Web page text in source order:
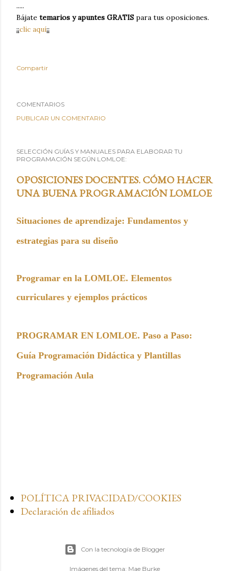
.....
Bájate temarios y apuntes GRATIS para tus oposiciones.
¡¡clic aquí¡¡
Compartir
COMENTARIOS
PUBLICAR UN COMENTARIO
SELECCIÓN GUÍAS Y MANUALES PARA ELABORAR TU
PROGRAMACIÓN SEGÚN LOMLOE:
OPOSICIONES DOCENTES. CÓMO HACER
UNA BUENA PROGRAMACIÓN LOMLOE
Situaciones de aprendizaje: Fundamentos y
estrategias para su diseño
Programar en la LOMLOE. Elementos
curriculares y ejemplos prácticos
PROGRAMAR EN LOMLOE. Paso a Paso:
Guía Programación Didáctica y Plantillas
Programación Aula
POLÍTICA PRIVACIDAD/COOKIES
Declaración de afiliados
Con la tecnología de Blogger
Imágenes del tema: Mae Burke